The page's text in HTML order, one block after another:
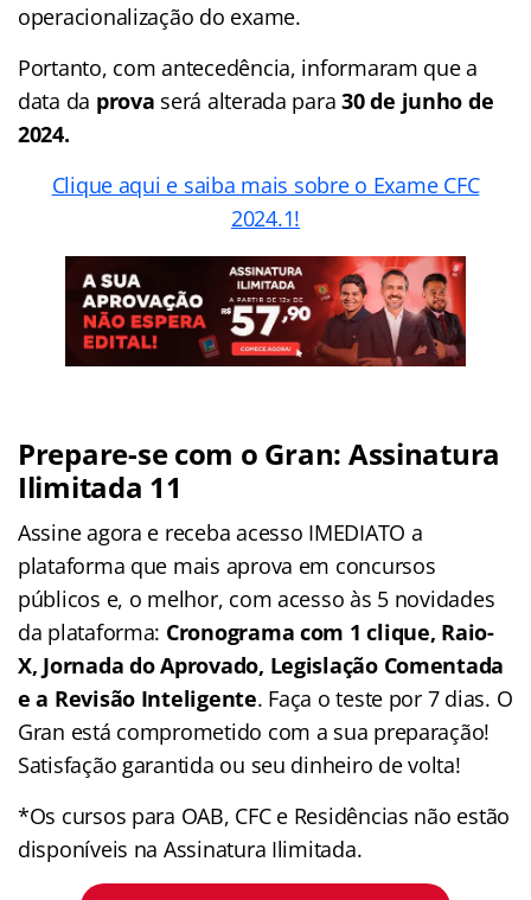
operacionalização do exame.
Portanto, com antecedência, informaram que a
data da prova será alterada para 30 de junho de
2024.
Clique aqui e saiba mais sobre o Exame CFC
2024.1!
Prepare-se com o Gran: Assinatura
Ilimitada 11
Assine agora e receba acesso IMEDIATO a
plataforma que mais aprova em concursos
públicos e, o melhor, com acesso às 5 novidades
da plataforma: Cronograma com 1 clique, Raio-
X, Jornada do Aprovado, Legislação Comentada
e a Revisão Inteligente. Faça o teste por 7 dias. O
Gran está comprometido com a sua preparação!
Satisfação garantida ou seu dinheiro de volta!
*Os cursos para OAB, CFC e Residências não estão
disponíveis na Assinatura Ilimitada.